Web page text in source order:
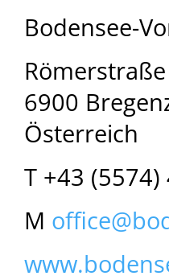
Bodensee-
6900
Österreich
T +43 (5574)
M office@